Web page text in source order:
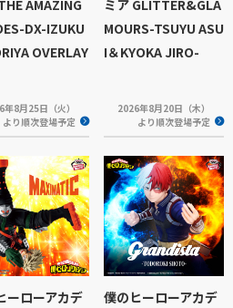
AMAZING
DX-IZUKU
OVERLAY
年8月25日（火）
より順次登場予定
ミア GLITTER&GLA
MOURS-TSUYU ASU
I＆KYOKA JIRO-
2026年8月20日（木）
より順次登場予定
ーローアカデ
僕のヒーローアカデ